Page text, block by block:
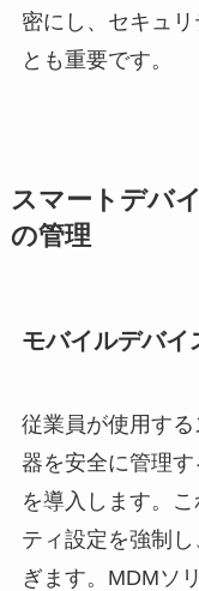
密にし、セキュ
とも重要です。
スマートデバ
の管理
モバイルデバイ
従業員が使用す
器を安全に管理
を導入します。
ティ設定を強制
ぎます。MDMソ